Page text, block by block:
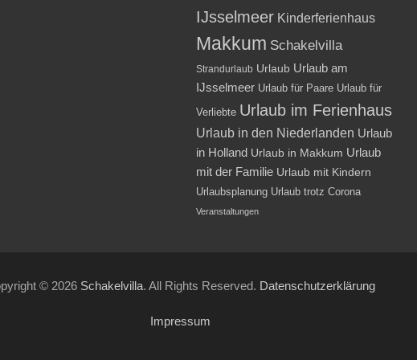
IJsselmeer Kinderferienhaus
Makkum Schakelvilla
Strandurlaub Urlaub Urlaub am
IJsselmeer Urlaub für Paare Urlaub für
Verliebte Urlaub im Ferienhaus
Urlaub in den Niederlanden Urlaub
in Holland Urlaub in Makkum Urlaub
mit der Familie Urlaub mit Kindern
Urlaubsplanung Urlaub trotz Corona
Veranstaltungen
© 2026 Schakelvilla. All Rights Reserved. Datenschutzerklärung
Impressum